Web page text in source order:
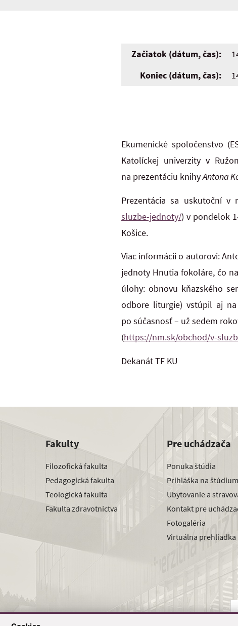
Začiatok (dátum, čas):
Koniec (dátum, čas):
Ekumenické spoločenstvo
Katolíckej univerzity v
na prezentáciu knihyAntona
Prezentácia sa uskutoční v
sluzbe-jednoty/) v pondelok
Košice.
Viac informácií o autorovi:
jednoty Hnutia fokoláre, čo
úlohy: obnovu kňazského
odbore liturgie) vstúpil aj
po súčasnosť – už sedem
(https://nm.sk/obchod/v-
Dekanát TF KU
Fakulty
Filozofická fakulta
Pedagogická fakulta
Teologická fakulta
Fakulta zdravotníctva
Pre uchádzača
Ponuka štúdia
Prihláška na štúdium
Ubytovanie a
Kontakt pre
Fotogaléria
Virtuálna prehliadka